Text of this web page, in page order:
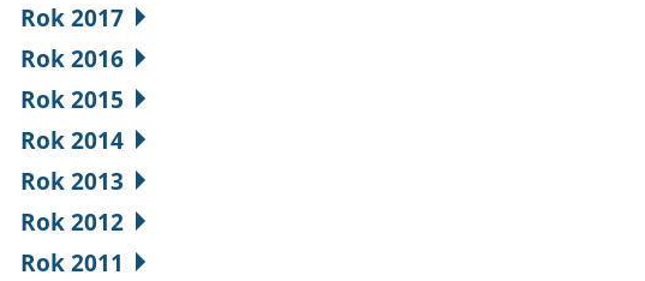
Rok 2017
Rok 2016
Rok 2015
Rok 2014
Rok 2013
Rok 2012
Rok 2011